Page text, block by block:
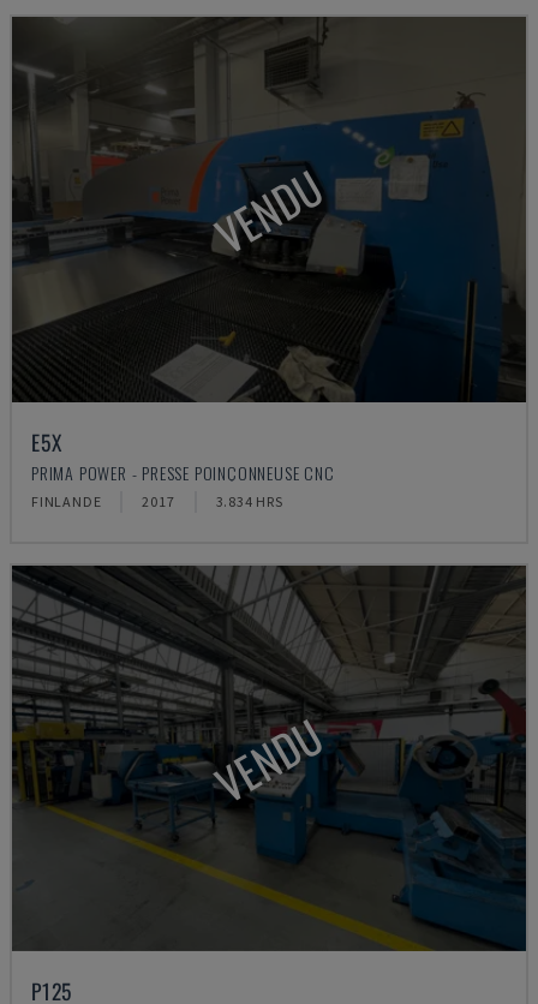
VENDU
E5X
PRIMA POWER - PRESSE POINÇONNEUSE CNC
FINLANDE 2017 3.834 HRS
VENDU
P125